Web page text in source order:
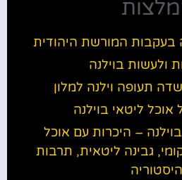
בעקבות המורשת היהודית
ולעשות בוילנה
תעופה וילנה למלון
אוכל ליטאי בוילנה
בוילנה – היכרות עם אוכל
גבינה ליטאית, תרבות